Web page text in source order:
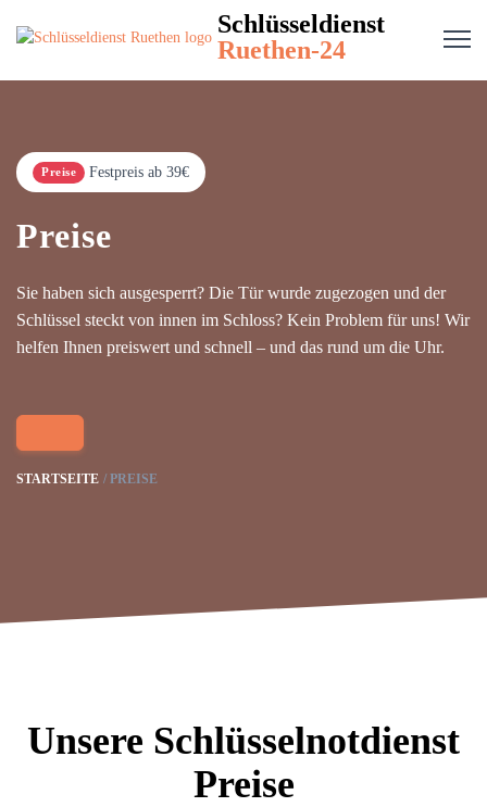
Schlüsseldienst
Ruethen-24
Preise Festpreis ab 39€
Preise
Sie haben sich ausgesperrt? Die Tür wurde zugezogen und der
Schlüssel steckt von innen im Schloss? Kein Problem für uns! Wir
helfen Ihnen preiswert und schnell – und das rund um die Uhr.
STARTSEITE PREISE
Unsere Schlüsselnotdienst
Preise